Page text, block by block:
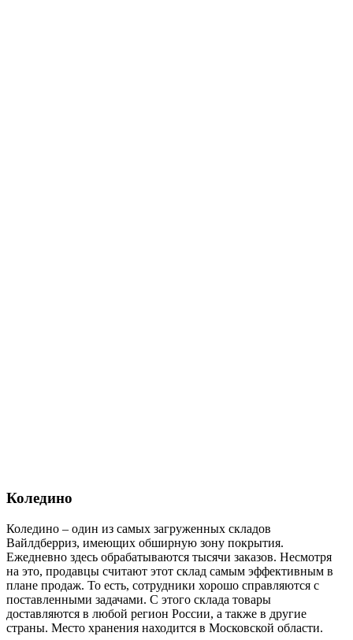
Коледино
Коледино – один из самых загруженных складов
Вайлдберриз, имеющих обширную зону покрытия.
Ежедневно здесь обрабатываются тысячи заказов. Несмотря
на это, продавцы считают этот склад самым эффективным в
плане продаж. То есть, сотрудники хорошо справляются с
поставленными задачами. С этого склада товары
доставляются в любой регион России, а также в другие
страны. Место хранения находится в Московской области.